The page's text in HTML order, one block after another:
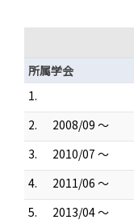
所属学会
1.
2.
2008/09 ～
3.
2010/07 ～
4.
2011/06 ～
5.
2013/04 ～